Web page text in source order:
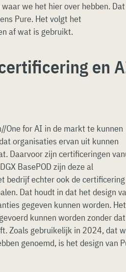
we het hier over hebben. Dat
Pure. Het volgt het
af wat is gebruikt.
en
One for AI in de markt te kunnen
organisaties ervan uit kunnen
Daarvoor zijn certificeringen
BasePOD zijn deze al
bedrijf echter ook de certificering
Dat houdt in dat het design
gegeven kunnen worden. Het
kunnen worden zonder dat
Zoals gebruikelijk in 2024, dat
genoemd, is het design van